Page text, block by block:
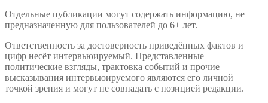
Отдельные публикации могут содержать информацию, не
предназначенную для пользователей до 6+ лет.
Ответственность за достоверность приведённых фактов и
цифр несёт интервьюируемый. Представленные
политические взгляды, трактовка событий и прочие
высказывания интервьюируемого являются его личной
точкой зрения и могут не совпадать с позицией редакции.